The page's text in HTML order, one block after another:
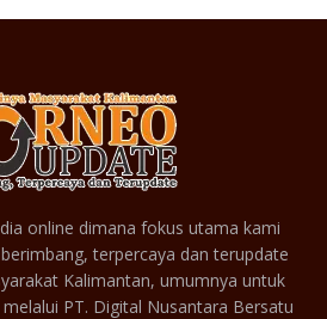
online dimana fokus utama kami
terpercaya dan terupdate
Kalimantan, umumnya untuk
PT. Digital Nusantara Bersatu